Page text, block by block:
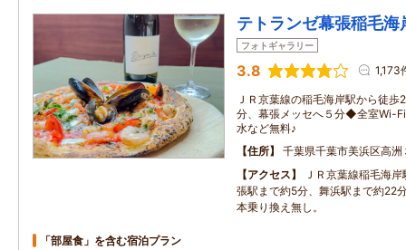
テトランゼ幕張稲毛海
フォトギャラリー
3.8 1,173
ＪＲ京葉線の稲毛海岸駅から徒
分、幕張メッセへ５分◆全室Wi-
水など無料♪
住所
千葉県千葉市美浜区高洲
アクセス
ＪＲ京葉線稲毛海
張駅まで約5分、舞浜駅まで約22
本乗り換え無し。
「部屋食」を含む宿泊プラン